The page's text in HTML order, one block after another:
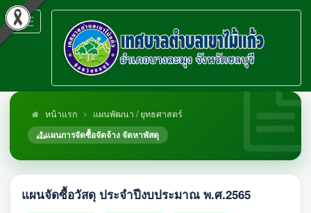
Toggle
navigation
หน้าแรก
แผนพัฒนา / ยุทธศาสตร์
แผนการจัดซื้อจัดจ้าง จัดหาพัสดุ
แผนจัดซื้อวัสดุ ประจำปีงบประมาณ พ.ศ.2565